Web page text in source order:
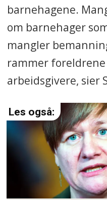
barnehagene.
om barnehager
mangler
rammer foreldrene
arbeidsgivere, sier